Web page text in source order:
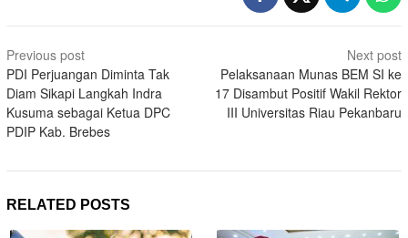
Post
navigation
Previous post
PDI Perjuangan Diminta Tak
Diam Sikapi Langkah Indra
Kusuma sebagai Ketua DPC
PDIP Kab. Brebes
Next post
Pelaksanaan Munas BEM SI ke
17 Disambut Positif Wakil Rektor
III Universitas Riau Pekanbaru
RELATED POSTS